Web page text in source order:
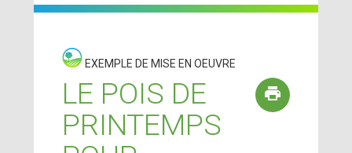
EXEMPLE DE MISE EN OEUVRE
LE POIS DE
PRINTEMPS